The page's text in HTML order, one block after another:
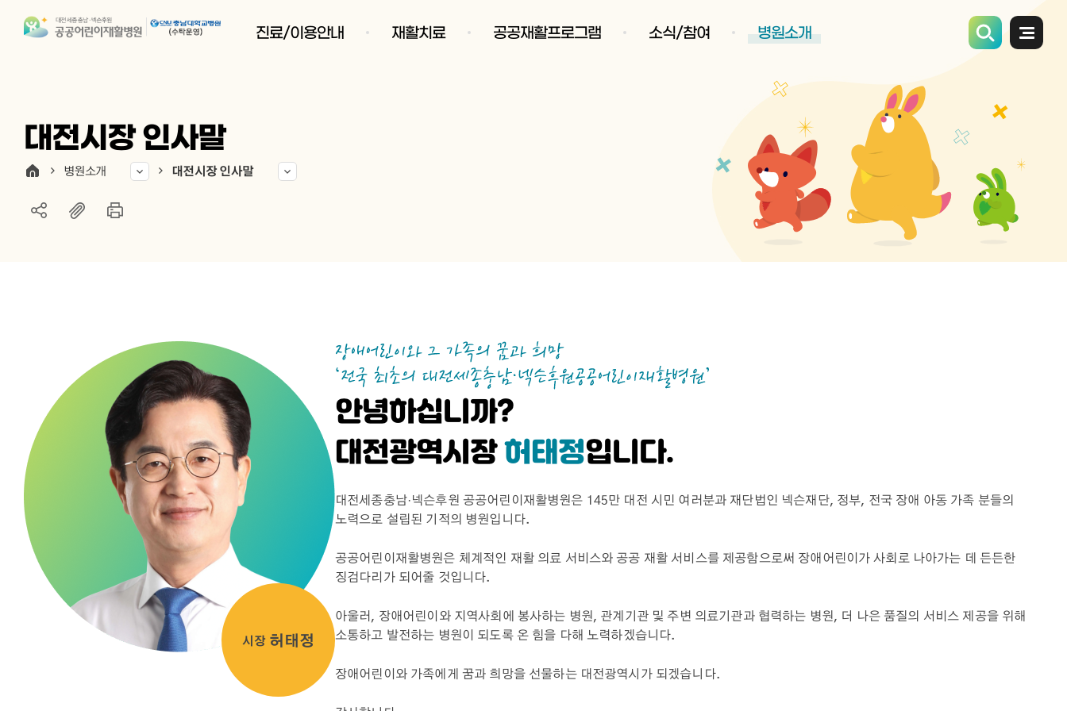
전체메
진료/이용안내 재활치료 공공재활프로그램 소식/참여 병원소개
대전시장 인사말
병원소개 대전시장 인사말
시장 허태정
안녕하십니까?
대전광역시장허태정입니다.
대전세종충남·넥슨후원 공공어린이재활병원은 145만 대전 시민 여러분과 재단법인 넥슨재단, 정부, 전국 장애 아동 가족 분들의
노력으로 설립된 기적의 병원입니다.
공공어린이재활병원은 체계적인 재활 의료 서비스와 공공 재활 서비스를 제공함으로써 장애어린이가 사회로 나아가는 데 든든한
징검다리가 되어줄 것입니다.
아울러, 장애어린이와 지역사회에 봉사하는 병원, 관계기관 및 주변 의료기관과 협력하는 병원, 더 나은 품질의 서비스 제공을 위해
소통하고 발전하는 병원이 되도록 온 힘을 다해 노력하겠습니다.
장애어린이와 가족에게 꿈과 희망을 선물하는 대전광역시가 되겠습니다.